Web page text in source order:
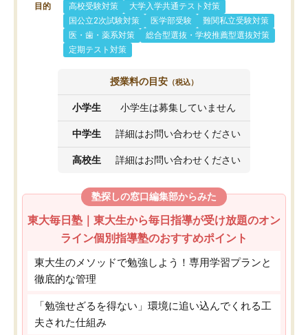
目的 高校受験対策
大学入学共通テスト対策
国公立2次試験対策
医学部受験
難関私立受験対策
医・歯・薬系対策
総合型選抜・学校推薦型選抜対策
定期テスト対策
授業料の目安 （税込）
小学生 小学生は募集していません
中学生 詳細はお問い合わせください
高校生 詳細はお問い合わせください
塾探しの窓口編集部からみた
東大毎日塾｜東大生から毎日指導が受け放題のオン
ライン個別指導塾のおすすめポイント
東大生のメソッドで勉強しよう！専用学習プランと
徹底的な管理
「勉強せざるを得ない」環境に追い込んでくれる工
夫された仕組み